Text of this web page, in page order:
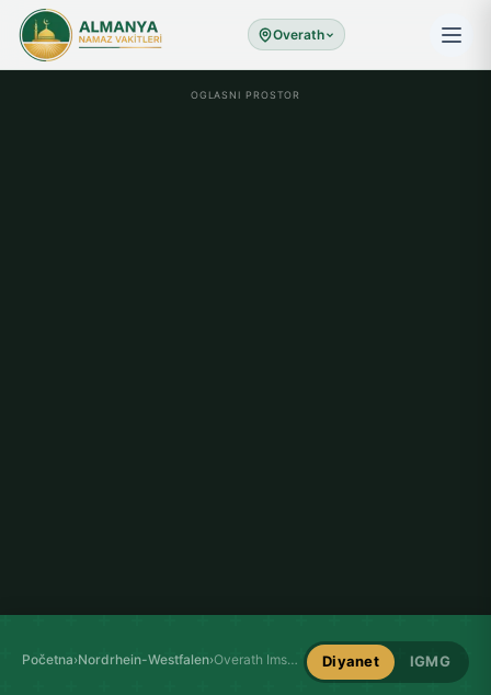
Overath
OGLASNI PROSTOR
Početna›Nordrhein-Westfalen› Overath Imsakija Diyanet IGMG